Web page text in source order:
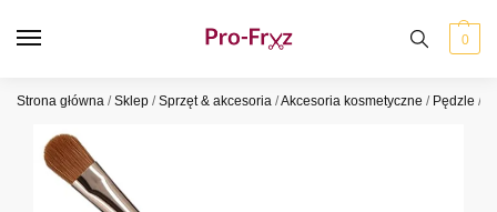
0
Strona główna /Sklep /Sprzęt & akcesoria /Akcesoria kosmetyczne / Pędzle /